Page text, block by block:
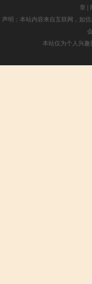
章 |
声明：本站内容来自互联网，如
本站仅为个人兴